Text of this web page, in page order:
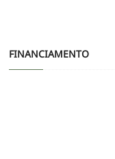
FINANCIAMENTO